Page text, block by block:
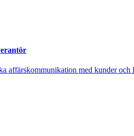
affärskommunikation med kunder och